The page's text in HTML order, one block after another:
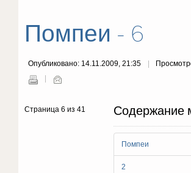
Помпеи - 6
Опубликовано: 14.11.2009, 21:35
Содержание
Помпеи
2
Страница 6 из 41